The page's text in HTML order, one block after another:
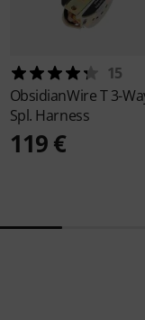
15
ObsidianWireT 3-
Spl. Harness
119 €